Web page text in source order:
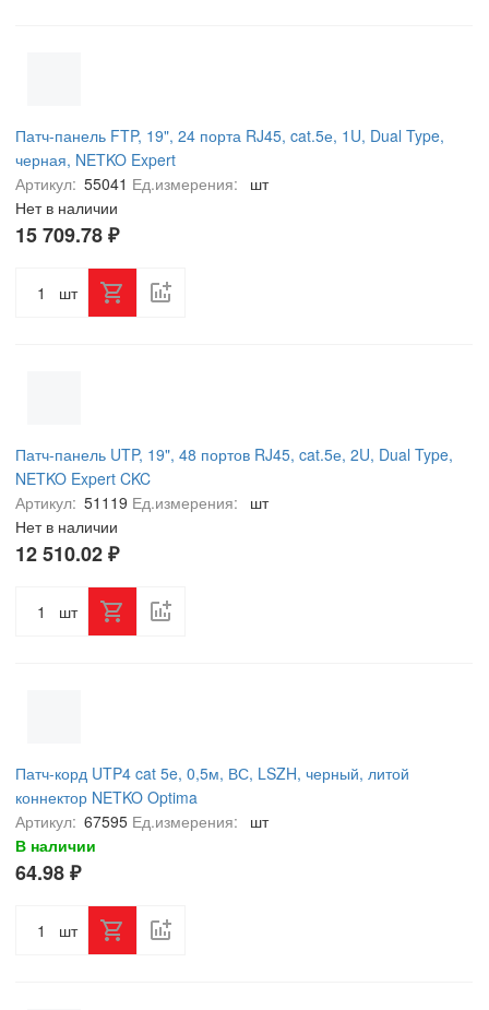
Патч-панель FTP, 19", 24 порта RJ45, cat.5е, 1U, Dual Type,
черная, NETKO Expert
Артикул: 55041 Ед.измерения:
шт
Нет в наличии
15 709.78 ₽
шт
Патч-панель UTP, 19", 48 портов RJ45, cat.5е, 2U, Dual Type,
NETKO Expert CKC
Артикул: 51119 Ед.измерения:
шт
Нет в наличии
12 510.02 ₽
шт
Патч-корд UTP4 cat 5e, 0,5м, ВС, LSZH, черный, литой
коннектор NETKO Optima
Артикул: 67595 Ед.измерения:
шт
В наличии
64.98 ₽
шт